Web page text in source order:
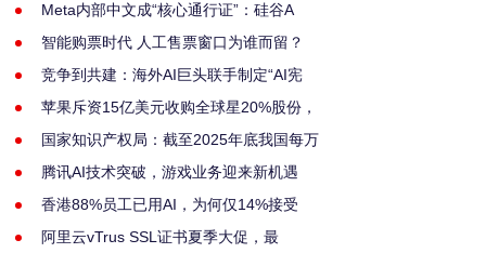
Meta内部中文成“核心通行证”：硅谷A
智能购票时代 人工售票窗口为谁而留？
竞争到共建：海外AI巨头联手制定“AI宪
苹果斥资15亿美元收购全球星20%股份，
国家知识产权局：截至2025年底我国每万
腾讯AI技术突破，游戏业务迎来新机遇
香港88%员工已用AI，为何仅14%接受
阿里云vTrus SSL证书夏季大促，最